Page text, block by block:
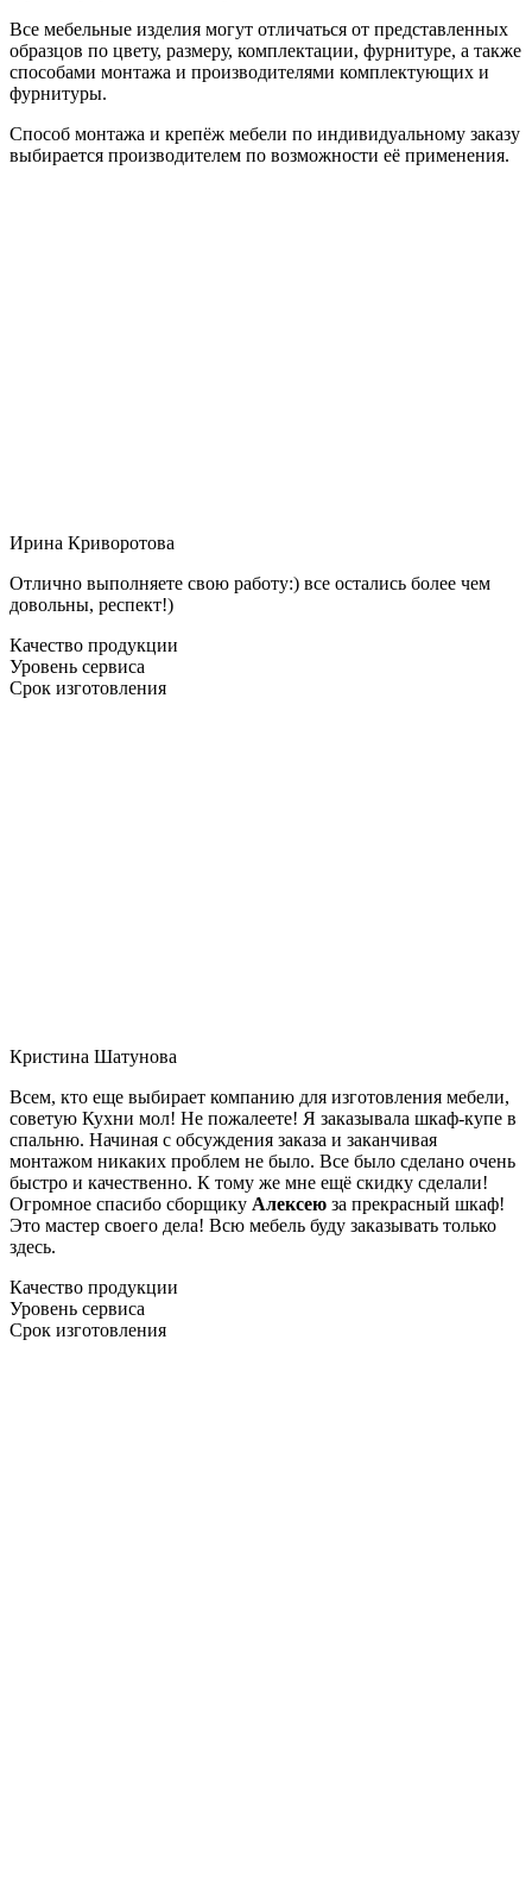
Все мебельные изделия могут отличаться от представленных
образцов по цвету, размеру, комплектации, фурнитуре, а также
способами монтажа и производителями комплектующих и
фурнитуры.
Способ монтажа и крепёж мебели по индивидуальному заказу
выбирается производителем по возможности её применения.
Ирина Криворотова
Отлично выполняете свою работу:) все остались более чем
довольны, респект!)
Качество продукции
Уровень сервиса
Срок изготовления
Кристина Шатунова
Всем, кто еще выбирает компанию для изготовления мебели,
советую Кухни мол! Не пожалеете! Я заказывала шкаф-купе в
спальню. Начиная с обсуждения заказа и заканчивая
монтажом никаких проблем не было. Все было сделано очень
быстро и качественно. К тому же мне ещё скидку сделали!
Огромное спасибо сборщику Алексею за прекрасный шкаф!
Это мастер своего дела! Всю мебель буду заказывать только
здесь.
Качество продукции
Уровень сервиса
Срок изготовления